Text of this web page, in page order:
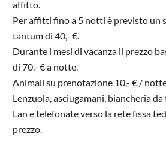
affitto.
Per affitti fino a 5 notti è previsto un
tantum di 40,- €.
Durante i mesi di vacanza il prezzo
di 70,- € a notte.
Animali su prenotazione 10,- € /
Lenzuola, asciugamani, biancheria
Lan e telefonate verso la rete fissa
prezzo.